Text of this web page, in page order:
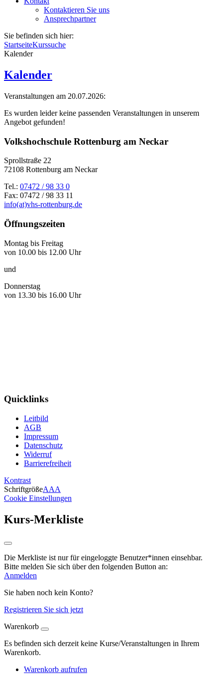
Kontaktieren Sie uns
Ansprechpartner
Sie befinden sich hier:
StartseiteKurssuche
Kalender
Kalender
Veranstaltungen am 20.07.2026:
Es wurden leider keine passenden Veranstaltungen in unserem
Angebot gefunden!
Volkshochschule Rottenburg am Neckar
Sprollstraße 22
72108 Rottenburg am Neckar
Tel.: 07472 / 98 33 0
Fax: 07472 / 98 33 11
info(at)vhs-rottenburg.de
Öffnungszeiten
Montag bis Freitag
von 10.00 bis 12.00 Uhr
und
Donnerstag
von 13.30 bis 16.00 Uhr
Quicklinks
Leitbild
AGB
Impressum
Datenschutz
Widerruf
Barrierefreiheit
Kontrast
SchriftgrößeAAA
Cookie Einstellungen
Kurs-Merkliste
Die Merkliste ist nur für eingeloggte Benutzer*innen einsehbar.
Bitte melden Sie sich über den folgenden Button an:
Anmelden
Sie haben noch kein Konto?
Registrieren Sie sich jetzt
Warenkorb
Es befinden sich derzeit keine Kurse/Veranstaltungen in Ihrem
Warenkorb.
Warenkorb aufrufen